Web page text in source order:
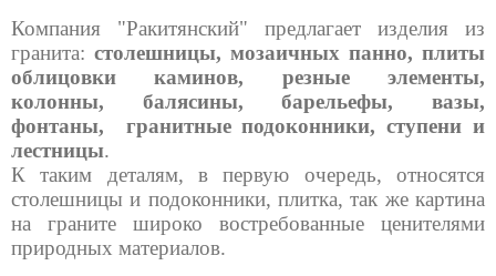
Компания "Ракитянский" предлагает изделия из
гранита: столешницы, мозаичных панно, плиты
облицовки каминов, резные элементы,
колонны, балясины, барельефы, вазы,
фонтаны, гранитные подоконники, ступени и
лестницы.
К таким деталям, в первую очередь, относятся
столешницы и подоконники, плитка, так же картина
на граните широко востребованные ценителями
природных материалов.